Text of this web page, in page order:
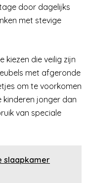
door dagelijks
met stevige
kiezen die veilig zijn
met afgeronde
om te voorkomen
kinderen jonger dan
van speciale
slaapkamer